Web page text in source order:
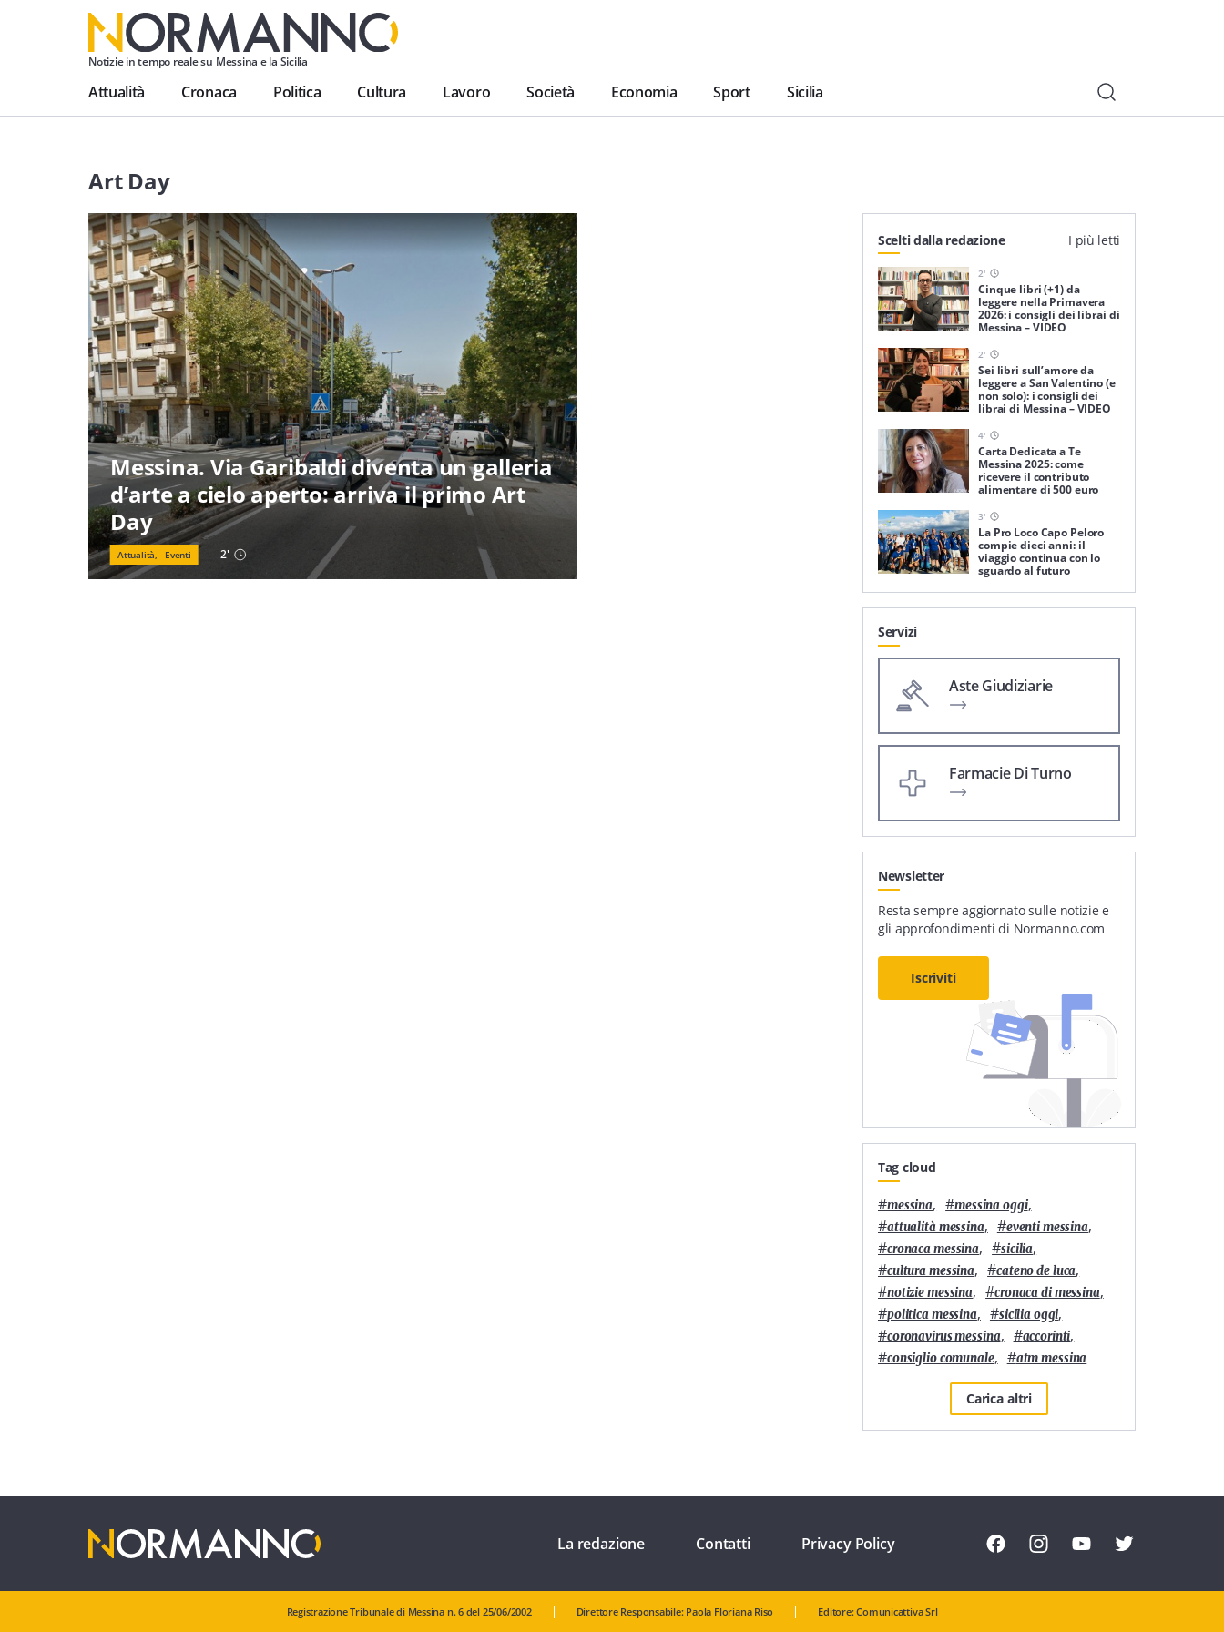
Notizie in tempo reale su Messina e la Sicilia
Attualità Cronaca Politica Cultura Lavoro Società Economia Sport Sicilia
Art Day
Messina. Via Garibaldi diventa un galleria
d’arte a cielo aperto: arriva il primo Art
Day
Attualità, Eventi 2'
Scelti dalla redazione I più letti
2'
Cinque libri (+1) da
leggere nella Primavera
2026: i consigli dei librai di
Messina – VIDEO
2'
Sei libri sull’amore da
leggere a San Valentino (e
non solo): i consigli dei
librai di Messina – VIDEO
4'
Carta Dedicata a Te
Messina 2025: come
ricevere il contributo
alimentare di 500 euro
3'
La Pro Loco Capo Peloro
compie dieci anni: il
viaggio continua con lo
sguardo al futuro
Servizi
Aste Giudiziarie
Farmacie Di Turno
Newsletter
Resta sempre aggiornato sulle notizie e
gli approfondimenti di Normanno.com
Iscriviti
Tag cloud
#messina, #messina oggi,
#attualità messina, #eventi messina,
#cronaca messina, #sicilia,
#cultura messina, #cateno de luca,
#notizie messina, #cronaca di messina,
#politica messina, #sicilia oggi,
#coronavirus messina, #accorinti,
#consiglio comunale, #atm messina
Carica altri
La redazione Contatti Privacy Policy
Registrazione Tribunale di Messina n. 6 del 25/06/2002 Direttore Responsabile: Paola Floriana Riso Editore: Comunicattiva Srl